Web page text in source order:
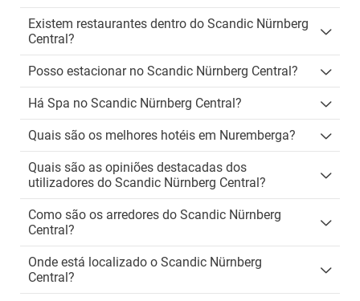
Existem restaurantes dentro do Scandic Nürnberg
Central?
Posso estacionar no Scandic Nürnberg Central?
Há Spa no Scandic Nürnberg Central?
Quais são os melhores hotéis em Nuremberga?
Quais são as opiniões destacadas dos
utilizadores do Scandic Nürnberg Central?
Como são os arredores do Scandic Nürnberg
Central?
Onde está localizado o Scandic Nürnberg
Central?